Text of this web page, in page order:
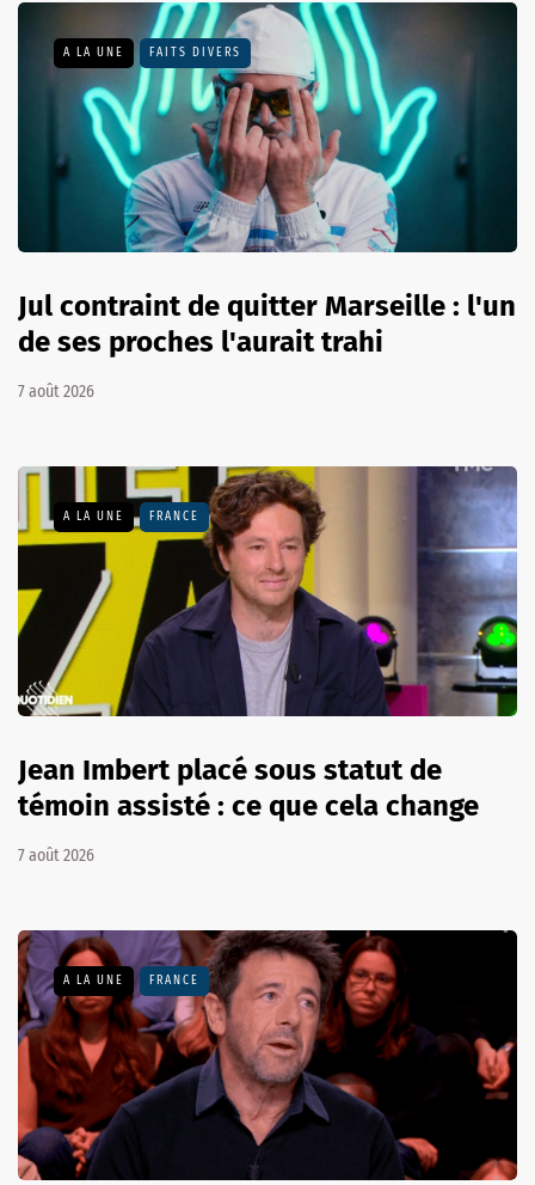
A LA UNE FAITS DIVERS
Jul contraint de quitter Marseille : l'un
de ses proches l'aurait trahi
7 août 2026
A LA UNE FRANCE
Jean Imbert placé sous statut de
témoin assisté : ce que cela change
7 août 2026
A LA UNE FRANCE